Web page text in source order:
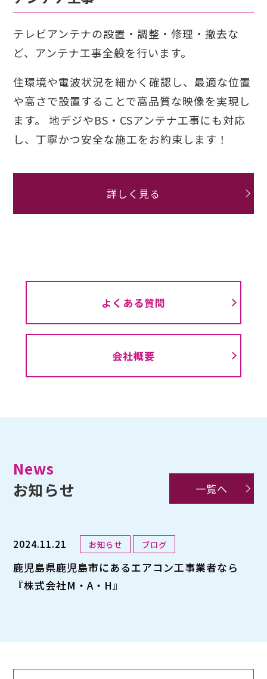
テレビアンテナの設置・調整・修理・撤去な
ど、アンテナ工事全般を行います。
住環境や電波状況を細かく確認し、最適な位置
や高さで設置することで高品質な映像を実現し
ます。
地デジやBS・CSアンテナ工事にも対応
し、丁寧かつ安全な施工をお約束します！
詳しく見る
よくある質問
会社概要
News
お知らせ
一覧へ
2024.11.21 お知らせ ブログ
鹿児島県鹿児島市にあるエアコン工事業者なら
『株式会社M・A・H』